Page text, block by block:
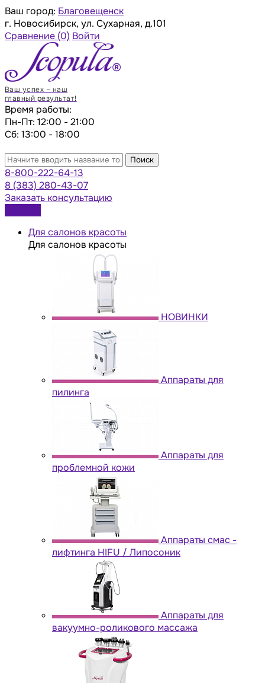
Ваш город: Благовещенск
г. Новосибирск, ул. Сухарная, д.101
Сравнение (0) Войти
Ваш успех – наш
главный результат!
Время работы:
Пн-Пт: 12:00 - 21:00
Сб: 13:00 - 18:00
Поиск
8-800-222-64-13
8 (383) 280-43-07
Заказать консультацию
Для салонов красоты
Для салонов красоты
НОВИНКИ
Аппараты для
пилинга
Аппараты для
проблемной кожи
Аппараты cмас -
лифтинга HIFU / Липосоник
Аппараты для
вакуумно-роликового массажа